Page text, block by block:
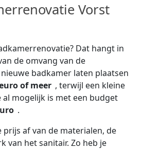
Vorst
Dat hangt in
de omvang van de
badkamer laten plaatsen
of meer , terwijl een kleine
mogelijk is met een budget
.
prijs af van de materialen, de
van het sanitair. Zo heb je